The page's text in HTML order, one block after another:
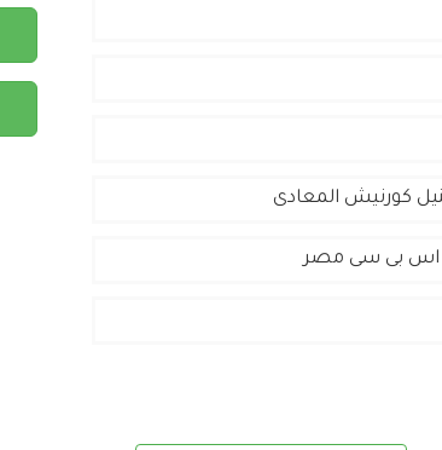
اس بى سى مصر